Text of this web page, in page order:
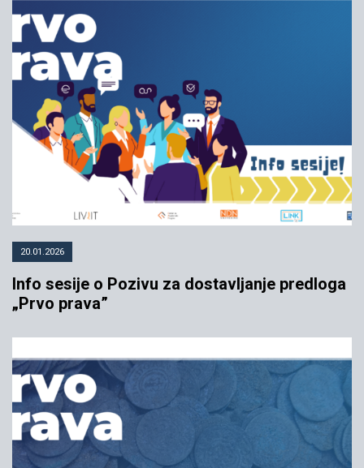
20.01.2026
Info sesije o Pozivu za dostavljanje predloga
„Prvo prava”